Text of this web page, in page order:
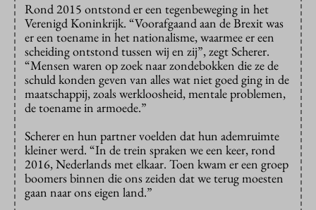
Rond 2015 ontstond er een tegenbeweging in het
Verenigd Koninkrijk. “Voorafgaand aan de Brexit was
er een toename in het nationalisme, waarmee er een
scheiding ontstond tussen wij en zij”, zegt Scherer.
“Mensen waren op zoek naar zondebokken die ze de
schuld konden geven van alles wat niet goed ging in de
maatschappij, zoals werkloosheid, mentale problemen,
de toename in armoede.”
Scherer en hun partner voelden dat hun ademruimte
kleiner werd. “In de trein spraken we een keer, rond
2016, Nederlands met elkaar. Toen kwam er een groep
boomers binnen die ons zeiden dat we terug moesten
gaan naar ons eigen land.”